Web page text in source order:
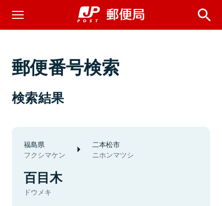
郵便番号検索
検索結果
福島県
フクシマケン
二本松市
ニホンマツシ
百目木
ドウメキ